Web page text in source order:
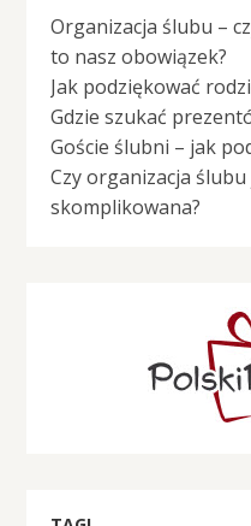
Organizacja ślubu –
to nasz obowiązek?
Jak podziękować
Gdzie szukać
Goście ślubni – jak
Czy organizacja
skomplikowana?